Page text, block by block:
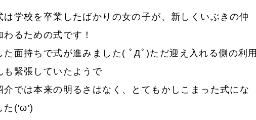
は学校を卒業したばかりの女の子が、新しくいぶきの仲
わるための式です！
た面持ちで式が進みました( ﾟДﾟ)ただ迎え入れる側の利用
も緊張していたようで
介では本来の明るさはなく、とてもかしこまった式にな
た('ω')